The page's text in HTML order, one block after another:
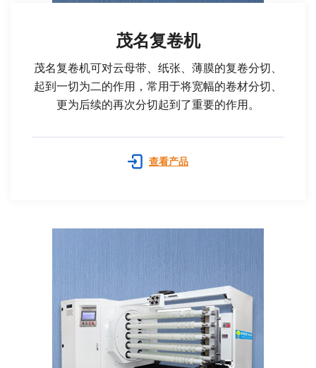
茂名复卷机
茂名复卷机可对云母带、纸张、薄膜的复卷分切、
起到一切为二的作用，常用于将宽幅的卷材分切、
更为后续的再次分切起到了重要的作用。
查看产品